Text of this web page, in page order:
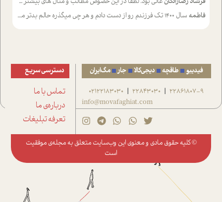
فاطمه سال ۱۴۰۰ تک فرزندم رو از دست دادم و هر چی میگذره حالم بدتر میشه و دلتنگتر تنایی رو ترجیح دادم و معاشرت برام سخت شده
فیدیبو طاقچه دیجی‌کالا جار مگ‌ایران
22861807-9
|
22843030
|
02122183030
info@movafaghiat.com
دسترسی سریع
تماس با ما
درباره‌ی ما
تعرفه تبلیغات
© کلیه حقوق مادی و معنوی این وب‌سایت متعلق به مجله‌ی موفقیت
است